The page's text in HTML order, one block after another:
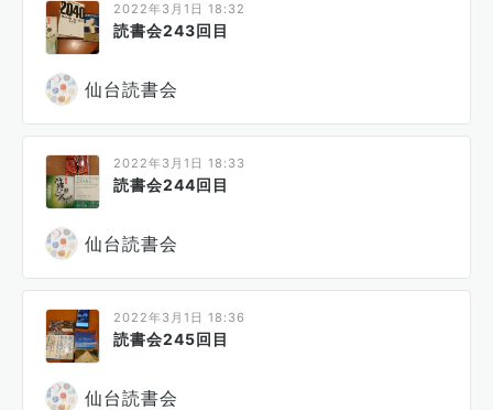
2022年3月1日 18:32
読書会243回目
仙台読書会
2022年3月1日 18:33
読書会244回目
仙台読書会
2022年3月1日 18:36
読書会245回目
仙台読書会